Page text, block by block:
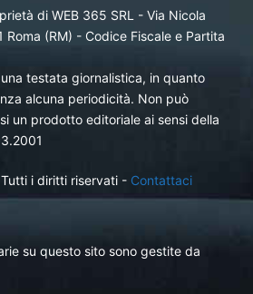
di WEB 365 SRL - Via Nicola
Roma (RM) - Codice Fiscale e Partita
testata giornalistica, in quanto
alcuna periodicità. Non può
un prodotto editoriale ai sensi della
i diritti riservati - Contattaci
su questo sito sono gestite da